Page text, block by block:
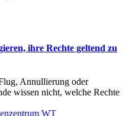
ihre Rechte geltend zu
Annullierung oder
wissen nicht, welche Rechte